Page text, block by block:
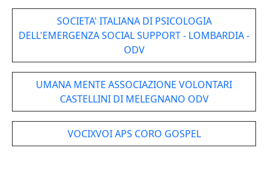
SOCIETA' ITALIANA DI PSICOLOGIA
DELL'EMERGENZA SOCIAL SUPPORT - LOMBARDIA -
ODV
UMANA MENTE ASSOCIAZIONE VOLONTARI
CASTELLINI DI MELEGNANO ODV
VOCIXVOI APS CORO GOSPEL